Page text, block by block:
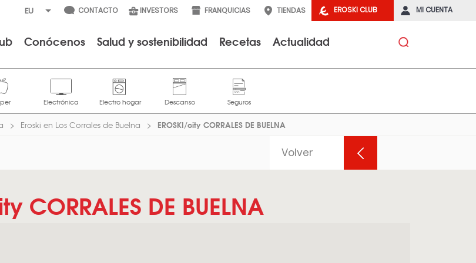
EROSKI CLUB MI CUENTA
CONTACTO INVESTORS FRANQUICIAS TIENDAS
Conócenos Salud y sostenibilidad Recetas Actualidad
Eroski en Los Corrales de Buelna EROSKI/city CORRALES DE BUELNA
Volver
CORRALES DE BUELNA